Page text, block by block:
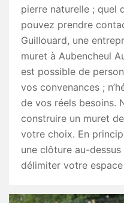
pierre naturelle ; quel
pouvez prendre
Guillouard, une
muret à Aubencheul
est possible de
vos convenances ;
de vos réels besoins.
construire un muret
votre choix. En
une clôture au-
délimiter votre